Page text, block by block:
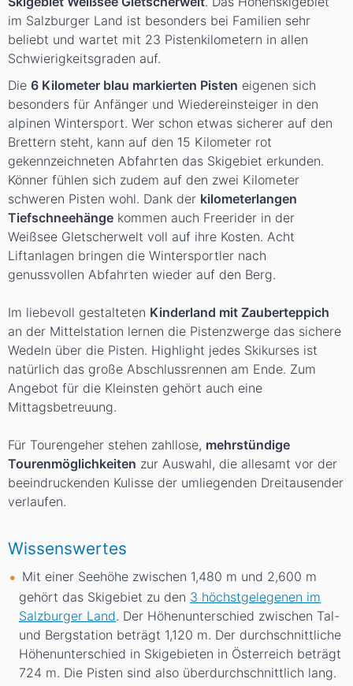
im Salzburger Land ist besonders bei Familien sehr
beliebt und wartet mit 23 Pistenkilometern in allen
Schwierigkeitsgraden auf.
Die 6 Kilometer blau markierten Pisten eigenen sich
besonders für Anfänger und Wiedereinsteiger in den
alpinen Wintersport. Wer schon etwas sicherer auf den
Brettern steht, kann auf den 15 Kilometer rot
gekennzeichneten Abfahrten das Skigebiet erkunden.
Könner fühlen sich zudem auf den zwei Kilometer
schweren Pisten wohl. Dank der kilometerlangen
Tiefschneehänge kommen auch Freerider in der
Weißsee Gletscherwelt voll auf ihre Kosten. Acht
Liftanlagen bringen die Wintersportler nach
genussvollen Abfahrten wieder auf den Berg.
Im liebevoll gestalteten Kinderland mit Zauberteppich
an der Mittelstation lernen die Pistenzwerge das sichere
Wedeln über die Pisten. Highlight jedes Skikurses ist
natürlich das große Abschlussrennen am Ende. Zum
Angebot für die Kleinsten gehört auch eine
Mittagsbetreuung.
Für Tourengeher stehen zahllose, mehrstündige
Tourenmöglichkeiten zur Auswahl, die allesamt vor der
beeindruckenden Kulisse der umliegenden Dreitausender
verlaufen.
Wissenswertes
Mit einer Seehöhe zwischen 1,480 m und 2,600 m
gehört das Skigebiet zu den 3 höchstgelegenen im
Salzburger Land. Der Höhenunterschied zwischen Tal-
und Bergstation beträgt 1,120 m. Der durchschnittliche
Höhenunterschied in Skigebieten in Österreich beträgt
724 m. Die Pisten sind also überdurchschnittlich lang.